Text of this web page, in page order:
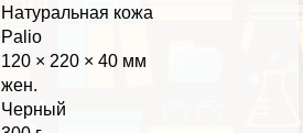
Натуральная кожа
Palio
120 × 220 × 40 мм
жен.
Черный